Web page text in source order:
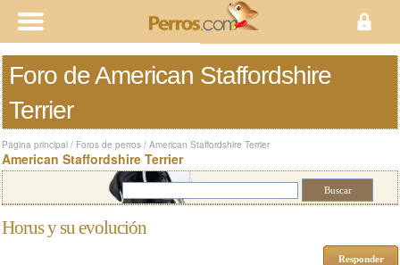
Foro de American Staffordshire
Terrier
Página principal / Foros de perros / American Staffordshire Terrier
American Staffordshire Terrier
Horus y su evolución
Responder